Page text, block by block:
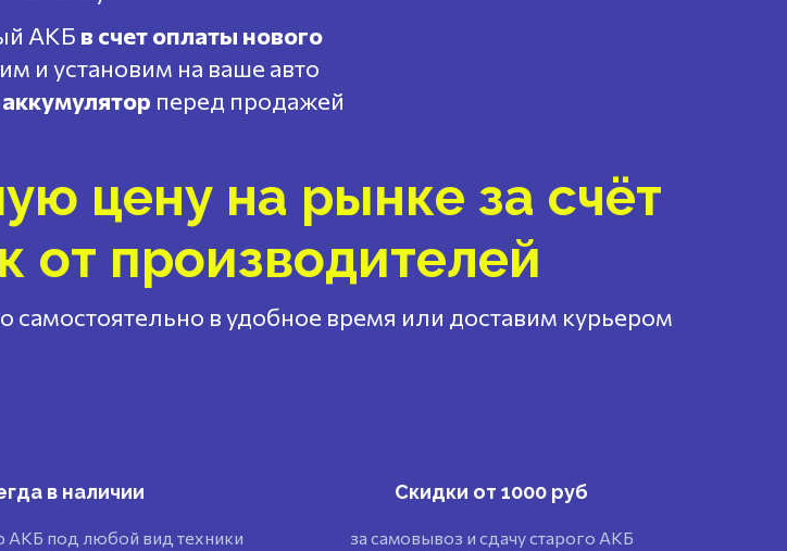
АКБ в счет оплаты нового
и установим на ваше авто
перед продажей
цену на рынке за счёт
от производителей
самостоятельно в удобное время или доставим курьером
в наличии
под любой вид техники
Скидки от 1000 руб
за самовывоз и сдачу старого АКБ